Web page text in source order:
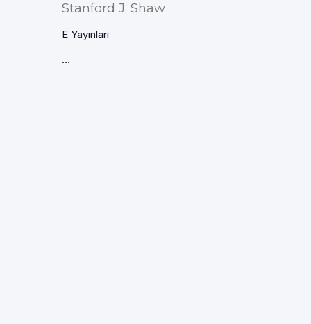
Stanford J. Shaw
E Yayınları
...